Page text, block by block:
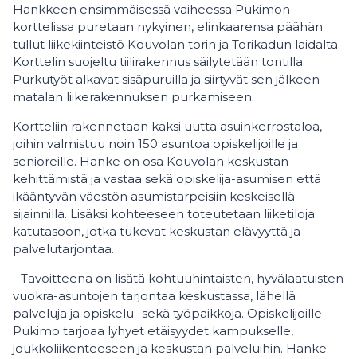
Hankkeen ensimmäisessä vaiheessa Pukimon
korttelissa puretaan nykyinen, elinkaarensa päähän
tullut liikekiinteistö Kouvolan torin ja Torikadun laidalta.
Korttelin suojeltu tiilirakennus säilytetään tontilla.
Purkutyöt alkavat sisäpuruilla ja siirtyvät sen jälkeen
matalan liikerakennuksen purkamiseen.
Kortteliin rakennetaan kaksi uutta asuinkerrostaloa,
joihin valmistuu noin 150 asuntoa opiskelijoille ja
senioreille. Hanke on osa Kouvolan keskustan
kehittämistä ja vastaa sekä opiskelija-asumisen että
ikääntyvän väestön asumistarpeisiin keskeisellä
sijainnilla. Lisäksi kohteeseen toteutetaan liiketiloja
katutasoon, jotka tukevat keskustan elävyyttä ja
palvelutarjontaa.
- Tavoitteena on lisätä kohtuuhintaisten, hyvälaatuisten
vuokra-asuntojen tarjontaa keskustassa, lähellä
palveluja ja opiskelu- sekä työpaikkoja. Opiskelijoille
Pukimo tarjoaa lyhyet etäisyydet kampukselle,
joukkoliikenteeseen ja keskustan palveluihin. Hanke